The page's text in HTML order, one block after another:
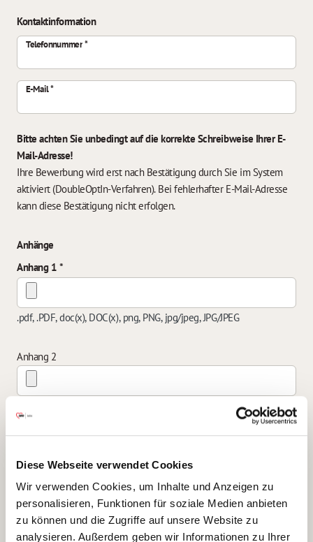
Diese Webseite verwendet Cookies
Wir verwenden Cookies, um Inhalte und Anzeigen zu
personalisieren, Funktionen für soziale Medien anbieten
zu können und die Zugriffe auf unsere Website zu
analysieren. Außerdem geben wir Informationen zu Ihrer
Kontaktinformation
Telefonnummer
E-Mail
Bitte achten Sie unbedingt auf die korrekte Schreibweise Ihrer E-
Mail-Adresse!
Ihre Bewerbung wird erst nach Bestätigung durch Sie im System
aktiviert (DoubleOptIn-Verfahren). Bei fehlerhafter E-Mail-Adresse
kann diese Bestätigung nicht erfolgen.
Anhänge
Anhang 1
.pdf, .PDF, doc(x), DOC(x), png, PNG, jpg/jpeg, JPG/JPEG
Anhang 2
.pdf, .PDF, doc(x), DOC(x), png, PNG, jpg/jpeg, JPG/JPEG
.pdf, .PDF, doc(x), DOC(x), png, PNG, jpg/jpeg, JPG/JPEG
Anhang 4